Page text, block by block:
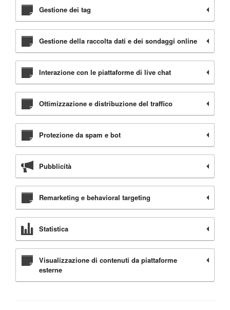
Gestione dei tag
Gestione della raccolta dati e dei sondaggi online
Interazione con le piattaforme di live chat
Ottimizzazione e distribuzione del traffico
Protezione da spam e bot
Pubblicità
Remarketing e behavioral targeting
Statistica
Visualizzazione di contenuti da piattaforme
esterne